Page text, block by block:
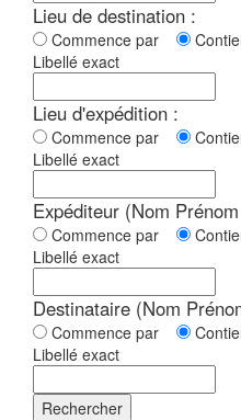
Lieu de destination :
Commence par
Libellé exact
Lieu d'expédition :
Commence par
Libellé exact
Expéditeur (Nom
Commence par
Libellé exact
Destinataire (Nom
Commence par
Libellé exact
Rechercher